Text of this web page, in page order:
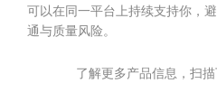
可以在同一平台上持续支持你，
通与质量风险。
了解更多产品信息，扫